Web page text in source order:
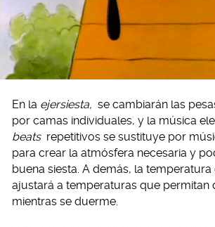
En la ejersiesta, se cambiarán las
por camas individuales, y la música
beats repetitivos se sustituye por
para crear la atmósfera necesaria y
buena siesta. A demás, la temperatura
ajustará a temperaturas que permitan
mientras se duerme.